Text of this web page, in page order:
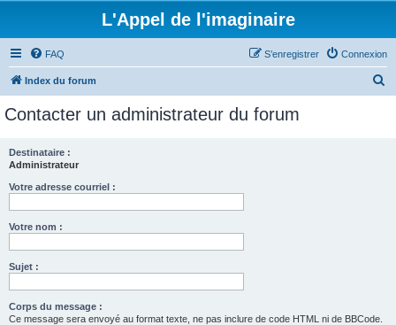
L'Appel de l'imaginaire
FAQ Connexion
S’enregistrer
Index du forum
Contacter un administrateur du forum
Destinataire :
Administrateur
Votre adresse courriel :
Votre nom :
Sujet :
Corps du message :
Ce message sera envoyé au format texte, ne pas inclure de code HTML ni de BBCode.